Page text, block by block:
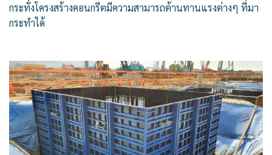
กระทั่งโครงสร้างคอนกรีตมีความสามารถต้านทานแรงต่างๆ ที่มา
กระทำได้